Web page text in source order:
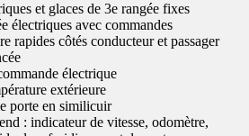
et glaces de 3e rangée fixes
électriques avec commandes
rapides côtés conducteur et passager
électrique
extérieure
porte en similicuir
: indicateur de vitesse, odomètre,